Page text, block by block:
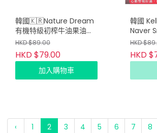
韓國🇰🇷Nature Dream
有機特級初榨牛油果油
250ml (只限批發會員下
單)
HKD $89.00
HKD $79.00
加入購物車
韓國
Naver
開賣6
HKD
HKD
‹ 1 2 3 4 5 6 7 8